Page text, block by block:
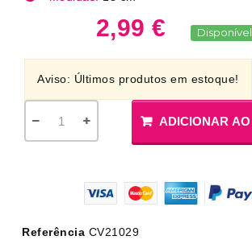
2,99 € Disponível
Aviso: Últimos produtos em estoque!
ADICIONAR
Referência CV21029